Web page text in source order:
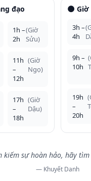
đạo
1h –
2h
(Giờ
Sửu)
11h
–
12h
(Giờ
Ngọ)
17h
–
18h
(Giờ
Dậu)
🌑 Giờ
3h –
4h
9h –
10h
19h
–
20h
kiếm sự hoàn hảo, hãy tìm
— Khuyết Danh